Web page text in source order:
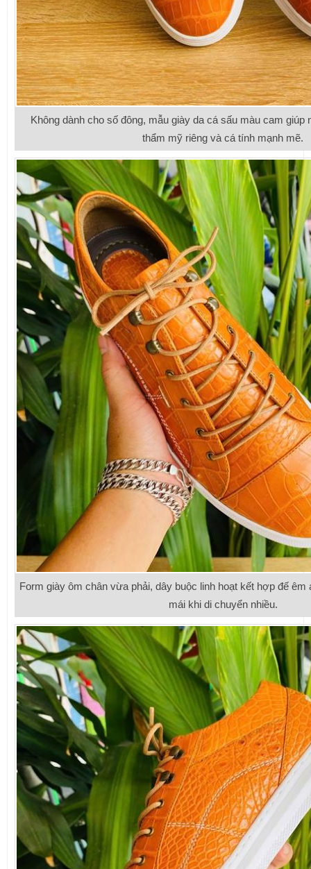
Không dành cho số đông, mẫu giày da cá sấu màu cam giúp
thẩm mỹ riêng và cá tính mạnh mẽ.
Form giày ôm chân vừa phải, dây buộc linh hoạt kết hợp đế êm
mái khi di chuyển nhiều.